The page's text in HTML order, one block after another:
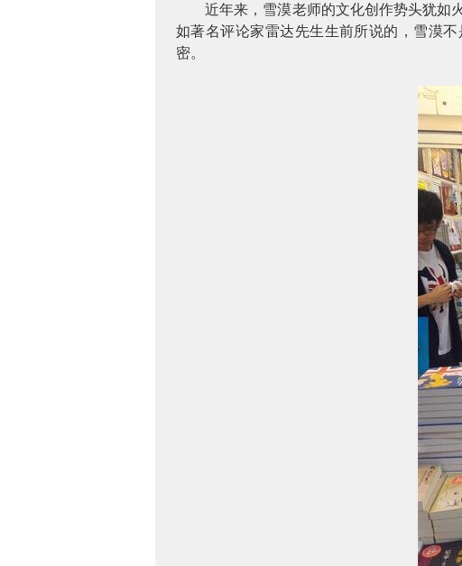
近年来，雪漠老师的文化创作势头犹如
如著名评论家雷达先生生前所说的，雪漠
密。